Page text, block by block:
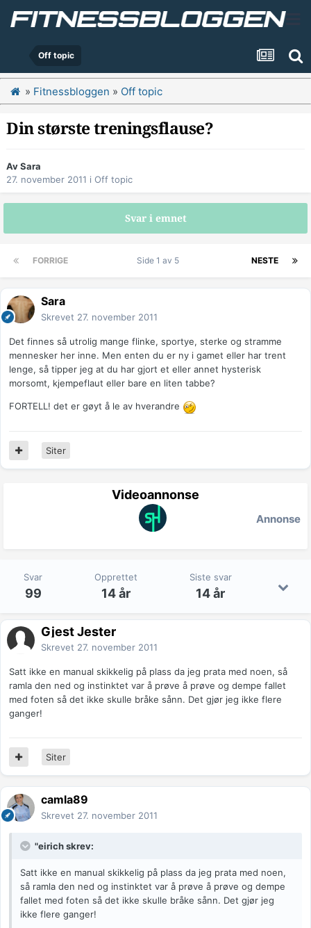
Off topic
» Fitnessbloggen » Off topic
Din største treningsflause?
AvSara
27. november 2011 i Off topic
Svar i emnet
FORRIGE NESTE
Side 1 av 5
Sara
Skrevet 27. november 2011
Det finnes så utrolig mange flinke, sportye, sterke og stramme
mennesker her inne. Men enten du er ny i gamet eller har trent
lenge, så tipper jeg at du har gjort et eller annet hysterisk
morsomt, kjempeflaut eller bare en liten tabbe?
FORTELL! det er gøyt å le av hverandre
Siter
Videoannonse
Annonse
Svar
99
Opprettet
14 år
Siste svar
14 år
Gjest Jester
Skrevet 27. november 2011
Satt ikke en manual skikkelig på plass da jeg prata med noen, så
ramla den ned og instinktet var å prøve å prøve og dempe fallet
med foten så det ikke skulle bråke sånn. Det gjør jeg ikke flere
ganger!
Siter
camla89
Skrevet 27. november 2011
"eirich skrev:
Satt ikke en manual skikkelig på plass da jeg prata med noen,
så ramla den ned og instinktet var å prøve å prøve og dempe
fallet med foten så det ikke skulle bråke sånn. Det gjør jeg
ikke flere ganger!